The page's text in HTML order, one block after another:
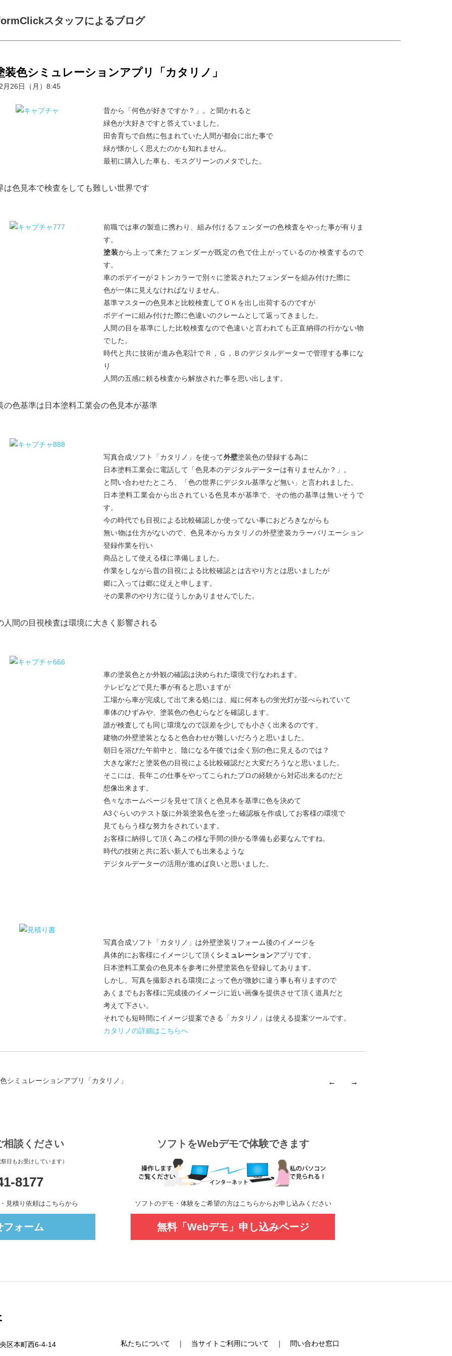
スタッフによるブログ
装色シミュレーションアプリ「カタリノ」
月26日（月）8:45
昔から「何色が好きですか？」。と聞かれると
緑色が大好きですと答えていました。
田舎育ちで自然に包まれていた人間が都会に出た事で
緑が懐かしく思えたのかも知れません。
最初に購入した車も、モスグリーンのメタでした。
は色見本で検査をしても難しい世界です
前職では車の製造に携わり、組み付けるフェンダーの色検査をやった事が有りま
す。
塗装から上って来たフェンダーが既定の色で仕上がっているのか検査するので
す。
車のボデイーが２トンカラーで別々に塗装されたフェンダーを組み付けた際に
色が一体に見えなければなりません。
基準マスターの色見本と比較検査してＯＫを出し出荷するのですが
ボデイーに組み付けた際に色違いのクレームとして返ってきました。
人間の目を基準にした比較検査なので色違いと言われても正直納得の行かない物
でした。
時代と共に技術が進み色彩計でＲ，Ｇ，Ｂのデジタルデーターで管理する事にな
り
人間の五感に頼る検査から解放された事を思い出します。
の色基準は日本塗料工業会の色見本が基準
写真合成ソフト「カタリノ」を使って外壁塗装色の登録する為に
日本塗料工業会に電話して「色見本のデジタルデーターは有りませんか？」。
と問い合わせたところ、「色の世界にデジタル基準など無い」と言われました。
日本塗料工業会から出されている色見本が基準で、その他の基準は無いそうで
す。
今の時代でも目視による比較確認しか使ってない事におどろきながらも
無い物は仕方がないので、色見本からカタリノの外壁塗装カラーバリエーション
登録作業を行い
商品として使える様に準備しました。
作業をしながら昔の目視による比較確認とは古やり方とは思いましたが
郷に入っては郷に従えと申します。
その業界のやり方に従うしかありませんでした。
人間の目視検査は環境に大きく影響される
車の塗装色とか外観の確認は決められた環境で行なわれます。
テレビなどで見た事が有ると思いますが
工場から車が完成して出て来る処には、縦に何本もの蛍光灯が並べられていて
車体のひずみや、塗装色の色むらなどを確認します。
誰が検査しても同じ環境なので誤差を少しでも小さく出来るのです。
建物の外壁塗装となると色合わせが難しいだろうと思いました。
朝日を浴びた午前中と、陰になる午後では全く別の色に見えるのでは？
大きな家だと塗装色の目視による比較確認だと大変だろうなと思いました。
そこには、長年この仕事をやってこられたプロの経験から対応出来るのだと
想像出来ます。
色々なホームページを見せて頂くと色見本を基準に色を決めて
A3ぐらいのテスト版に外装塗装色を塗った確認板を作成してお客様の環境で
見てもらう様な努力をされています。
お客様に納得して頂く為この様な手間の掛かる準備も必要なんですね。
時代の技術と共に若い新人でも出来るような
デジタルデーターの活用が進めば良いと思いました。
写真合成ソフト「カタリノ」は外壁塗装リフォーム後のイメージを
具体的にお客様にイメージして頂く シミュレーションアプリです。
日本塗料工業会の色見本を参考に外壁塗装色を登録してあります。
しかし、写真を撮影される環境によって色が微妙に違う事も有りますので
あくまでもお客様に完成後のイメージに近い画像を提供させて頂く道具だと
考えて下さい。
それでも短時間にイメージ提案できる「カタリノ」は使える提案ツールです。
カタリノの詳細はこちらへ
シミュレーションアプリ「カタリノ」 →
←
相談ください
日もお受けしています）
8177
見積り依頼はこちらから
フォーム
ソフトをWebデモで体験できます
ソフトのデモ・体験をご希望の方はこちらからお申し込みください
無料「Webデモ」申し込みページ
区本町西6-4-14 私たちについて ｜ 当サイトご利用について ｜ 問い合わせ窓口